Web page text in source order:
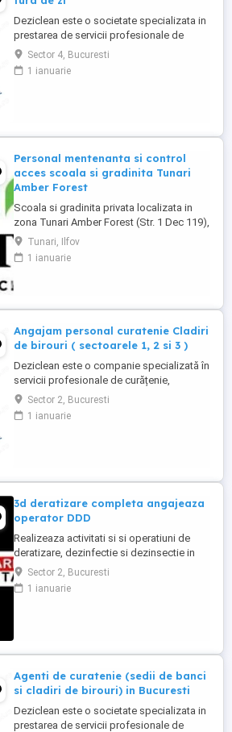
Deziclean este o societate specializata in
prestarea de servicii profesionale de
curatenie. Compania noastra asigura
servicii de curatenie in aproape toate
orasele mari din România. Cautam: - Sef
Sector 4, Bucuresti
1 ianuarie
Personal mentenanta si control
acces scoala si gradinita Tunari
Amber Forest
Scoala si gradinita privata localizata in
zona Tunari Amber Forest (Str. 1 Dec 119),
cauta 1 persoana serioasa si
responsabila pentru mentenanta, ingrijire
cladiri si control acces. Pachet salarial
**Responsabilități principale:** * ...
Tunari, Ilfov
1 ianuarie
Angajam personal curatenie Cladiri
de birouri ( sectoarele 1, 2 si 3 )
Deziclean este o companie specializată în
servicii profesionale de curățenie,
prezentă în aproape toate marile orașe din
România. Ne mărim echipa și căutăm
agenți de curățenie pentru sedii de bănci
Sector 2, Bucuresti
1 ianuarie
3d deratizare completa angajeaza
operator DDD
Realizeaza activitati si si operatiuni de
deratizare, dezinfectie si dezinsectie in
spatiile alocate pentru desfasurarea
activitatii in Bucuresti si imprejurimi
Program: 08:00-16:00 L-V, iar Sambata (1-2
...
Sector 2, Bucuresti
1 ianuarie
Agenti de curatenie (sedii de banci
si cladiri de birouri) in Bucuresti
Deziclean este o societate specializata in
prestarea de servicii profesionale de